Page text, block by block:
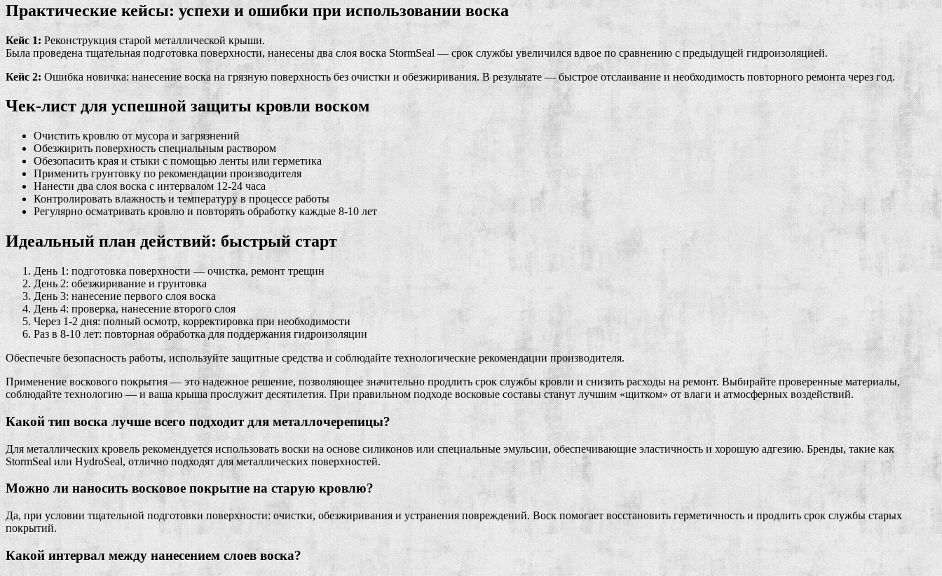
Практические кейсы: успехи и ошибки при использовании воска
Кейс 1: Реконструкция старой металлической крыши.
Была проведена тщательная подготовка поверхности, нанесены два слоя воска StormSeal — срок службы увеличился вдвое по сравнению с предыдущей гидроизоляцией.
Кейс 2: Ошибка новичка: нанесение воска на грязную поверхность без очистки и обезжиривания. В результате — быстрое отслаивание и необходимость повторного ремонта через год.
Чек-лист для успешной защиты кровли воском
Очистить кровлю от мусора и загрязнений
Обезжирить поверхность специальным раствором
Обезопасить края и стыки с помощью ленты или герметика
Применить грунтовку по рекомендации производителя
Нанести два слоя воска с интервалом 12-24 часа
Контролировать влажность и температуру в процессе работы
Регулярно осматривать кровлю и повторять обработку каждые 8-10 лет
Идеальный план действий: быстрый старт
День 1: подготовка поверхности — очистка, ремонт трещин
День 2: обезжиривание и грунтовка
День 3: нанесение первого слоя воска
День 4: проверка, нанесение второго слоя
Через 1-2 дня: полный осмотр, корректировка при необходимости
Раз в 8-10 лет: повторная обработка для поддержания гидроизоляции
Обеспечьте безопасность работы, используйте защитные средства и соблюдайте технологические рекомендации производителя.
Применение воскового покрытия — это надежное решение, позволяющее значительно продлить срок службы кровли и снизить расходы на ремонт. Выбирайте проверенные материалы,
соблюдайте технологию — и ваша крыша прослужит десятилетия. При правильном подходе восковые составы станут лучшим «щитком» от влаги и атмосферных воздействий.
Какой тип воска лучше всего подходит для металлочерепицы?
Для металлических кровель рекомендуется использовать воски на основе силиконов или специальные эмульсии, обеспечивающие эластичность и хорошую адгезию. Бренды, такие как
StormSeal или HydroSeal, отлично подходят для металлических поверхностей.
Можно ли наносить восковое покрытие на старую кровлю?
Да, при условии тщательной подготовки поверхности: очистки, обезжиривания и устранения повреждений. Воск помогает восстановить герметичность и продлить срок службы старых
покрытий.
Какой интервал между нанесением слоев воска?